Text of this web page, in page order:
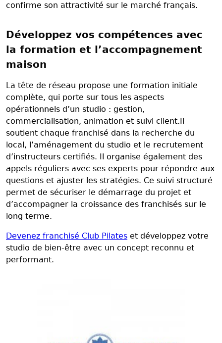
confirme son attractivité sur le marché français.
Développez vos compétences avec
la formation et l’accompagnement
maison
La tête de réseau propose une formation initiale
complète, qui porte sur tous les aspects
opérationnels d’un studio : gestion,
commercialisation, animation et suivi client.Il
soutient chaque franchisé dans la recherche du
local, l’aménagement du studio et le recrutement
d’instructeurs certifiés. Il organise également des
appels réguliers avec ses experts pour répondre aux
questions et ajuster les stratégies. Ce suivi structuré
permet de sécuriser le démarrage du projet et
d’accompagner la croissance des franchisés sur le
long terme.
Devenez franchisé Club Pilates et développez votre
studio de bien-être avec un concept reconnu et
performant.